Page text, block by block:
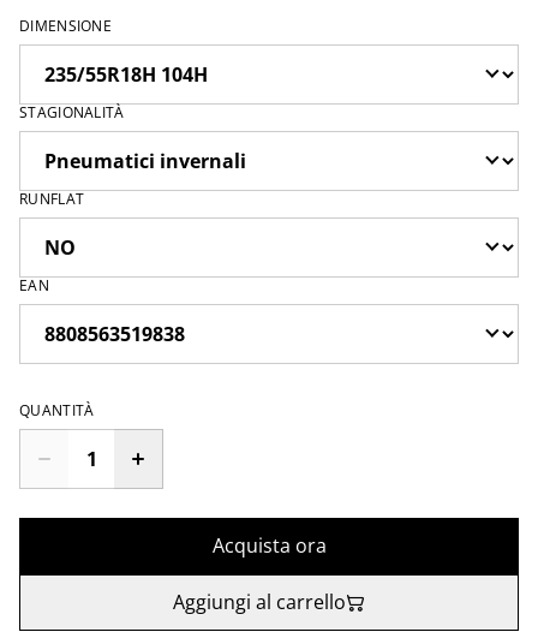
DIMENSIONE
STAGIONALITÀ
RUNFLAT
EAN
QUANTITÀ
Acquista ora
Aggiungi al carrello